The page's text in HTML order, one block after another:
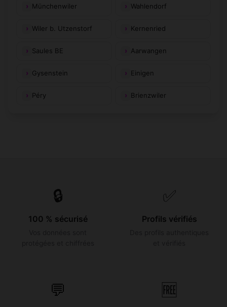
Münchenwiler Wahlendorf
Wiler b. Utzenstorf Kernenried
Saules BE Aarwangen
Gysenstein Einigen
Péry Brienzwiler
🔒
100 % sécurisé
✅
Profils vérifiés
💬 🆓